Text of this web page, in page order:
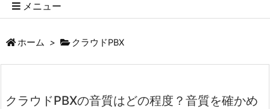
メニュー
ホーム > クラウドPBX
クラウドPBXの音質はどの程度？音質を確かめ